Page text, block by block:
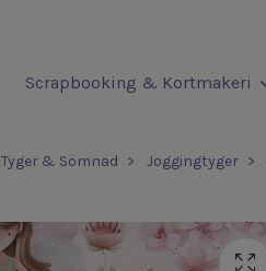
Scrapbooking & Kortmakeri
Tyger & Sömnad Joggingtyger